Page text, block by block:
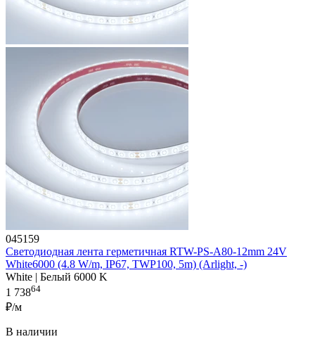
045159
Светодиодная лента герметичная RTW-PS-A80-12mm 24V
White6000 (4.8 W/m, IP67, TWP100, 5m) (Arlight, -)
White | Белый 6000 K
1 73864
₽/м
В наличии